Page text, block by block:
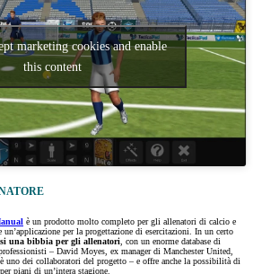
marketing cookies and enable
this content
è un prodotto molto completo per gli allenatori di calcio e
per la progettazione di esercitazioni. In un certo
una bibbia per gli allenatori, con un enorme database di
– David Moyes, ex manager di Manchester United,
uno dei collaboratori del progetto – e offre anche la possibilità di
piani di un’intera stagione.